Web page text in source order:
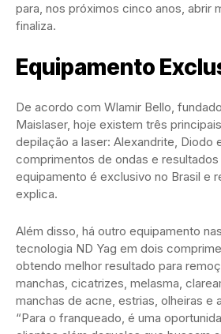
para, nos próximos cinco anos, abrir
finaliza.
Equipamento
De acordo com Wlamir Bello,
Maislaser, hoje existem três
depilação a laser: Alexandrite, Diodo
comprimentos de ondas e
equipamento é exclusivo no Brasil e
explica.
Além disso, há outro equipamento
tecnologia ND Yag em dois
obtendo melhor resultado para
manchas, cicatrizes, melasma,
manchas de acne, estrias, olheiras e
“Para o franqueado, é uma